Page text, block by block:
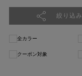
絞り込み
全カラー
クーポン対象